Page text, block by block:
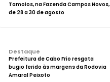
Tamoios, na Fazenda Campos Novos,
de 28 a 30 de agosto
Destaque
Prefeitura de Cabo Frio resgata
bugio ferido às margens da Rodovia
Amaral Peixoto